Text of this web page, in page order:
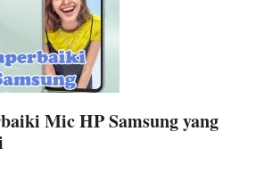
Mic HP Samsung yang